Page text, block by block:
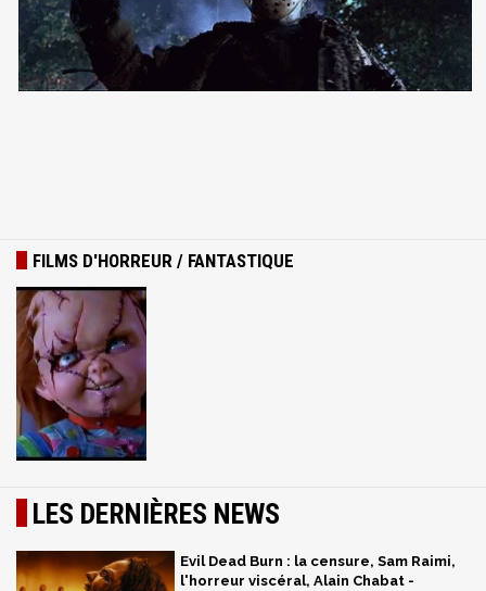
FILMS D'HORREUR / FANTASTIQUE
LES DERNIÈRES NEWS
Evil Dead Burn : la censure, Sam Raimi,
l'horreur viscéral, Alain Chabat -